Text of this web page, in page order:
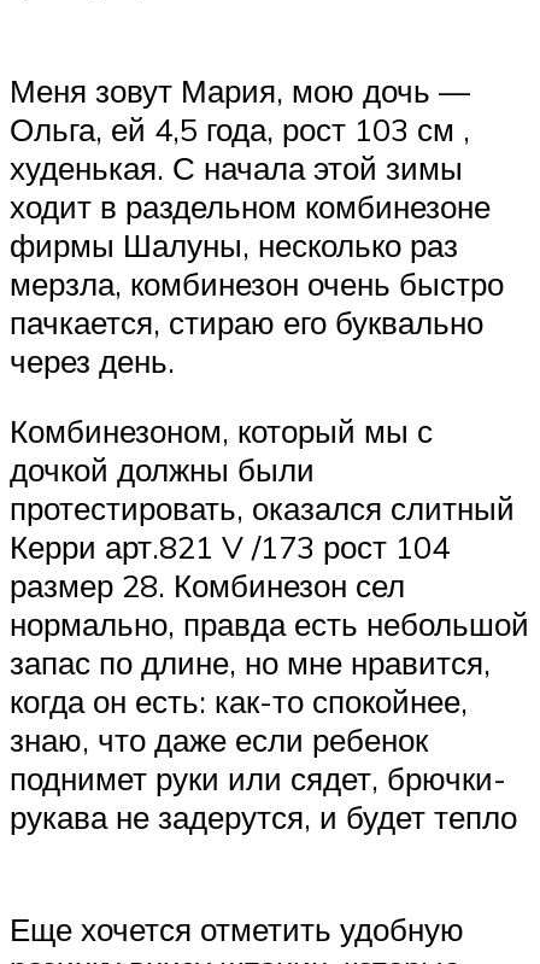
Меня зовут Мария, мою дочь —
Ольга, ей 4,5 года, рост 103 см ,
худенькая. С начала этой зимы
ходит в раздельном комбинезоне
фирмы Шалуны, несколько раз
мерзла, комбинезон очень быстро
пачкается, стираю его буквально
через день.
Комбинезоном, который мы с
дочкой должны были
протестировать, оказался слитный
Керри арт.821 V /173 рост 104
размер 28. Комбинезон сел
нормально, правда есть небольшой
запас по длине, но мне нравится,
когда он есть: как-то спокойнее,
знаю, что даже если ребенок
поднимет руки или сядет, брючки-
рукава не задерутся, и будет тепло
Еще хочется отметить удобную